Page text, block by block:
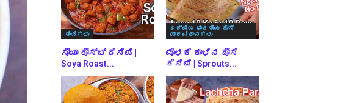
ತಿಂಡಿಗಳು
ಸೋಯಾ ರೋಸ್ಟ್ ರೆಸಿಪಿ |
Soya Roast...
ದಕ್ಷಿಣ ಭಾರತೀಯ ದೋಸೆ
ಪಾಕವಿಧಾನಗಳು
ಮೊಳಕೆ ಕಾಳಿನ ದೋಸೆ
ರೆಸಿಪಿ | Sprouts...